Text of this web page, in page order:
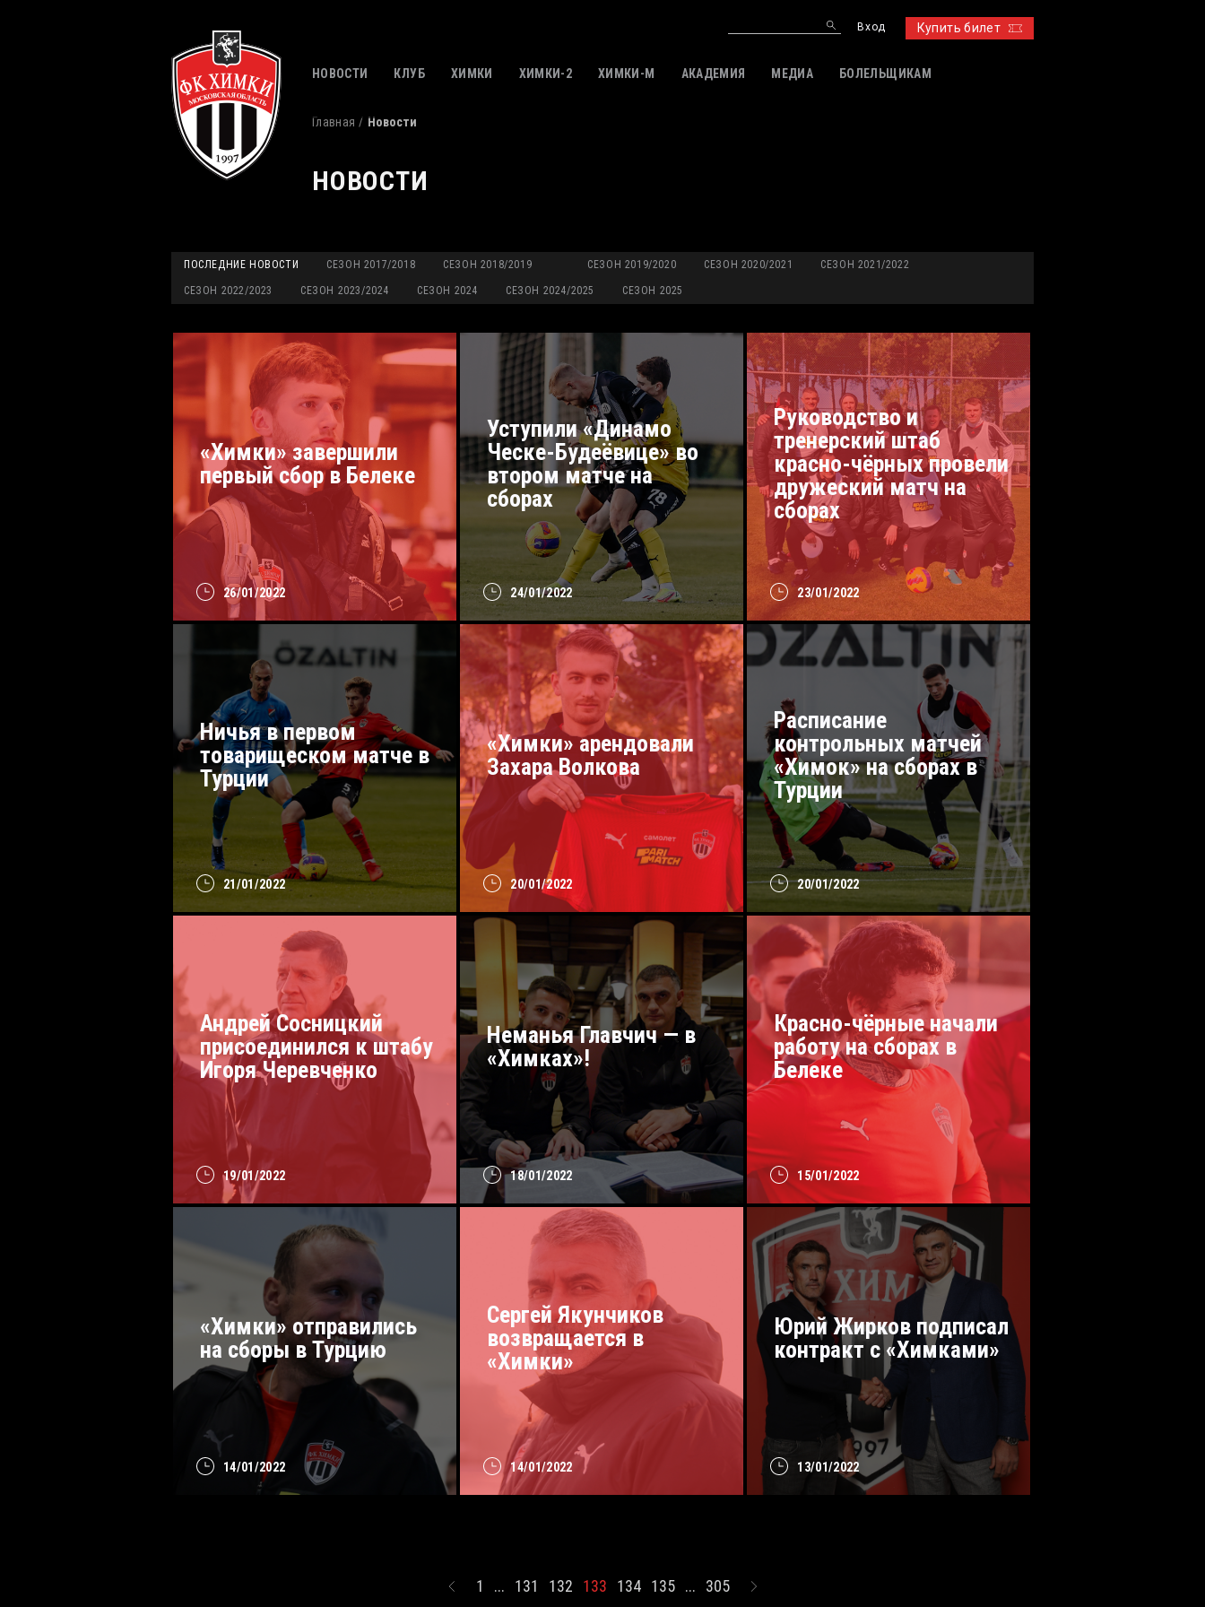
Купить билет
Вход
НОВОСТИ КЛУБ ХИМКИ ХИМКИ-2 ХИМКИ-M АКАДЕМИЯ МЕДИА БОЛЕЛЬЩИКАМ
Главная Новости
НОВОСТИ
ПОСЛЕДНИЕ НОВОСТИ СЕЗОН 2017/2018 СЕЗОН 2018/2019 СЕЗОН 2019/2020 СЕЗОН 2020/2021 СЕЗОН 2021/2022
СЕЗОН 2022/2023 СЕЗОН 2023/2024 СЕЗОН 2024 СЕЗОН 2024/2025 СЕЗОН 2025
26/01/2022
«Химки» завершили
первый сбор в Белеке
24/01/2022
Уступили «Динамо
Ческе-Будеёвице» во
втором матче на
сборах
23/01/2022
Руководство и
тренерский штаб
красно-чёрных провели
дружеский матч на
сборах
21/01/2022
Ничья в первом
товарищеском матче в
Турции
20/01/2022
«Химки» арендовали
Захара Волкова
20/01/2022
Расписание
контрольных матчей
«Химок» на сборах в
Турции
19/01/2022
Андрей Сосницкий
присоединился к штабу
Игоря Черевченко
18/01/2022
Неманья Главчич — в
«Химках»!
15/01/2022
Красно-чёрные начали
работу на сборах в
Белеке
14/01/2022
«Химки» отправились
на сборы в Турцию
14/01/2022
Сергей Якунчиков
возвращается в
«Химки»
13/01/2022
Юрий Жирков подписал
контракт с «Химками»
1 ... 131 132 133 134 135 ... 305